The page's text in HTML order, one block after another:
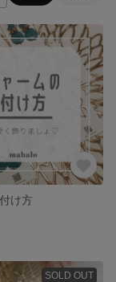
け方
SOLD OUT